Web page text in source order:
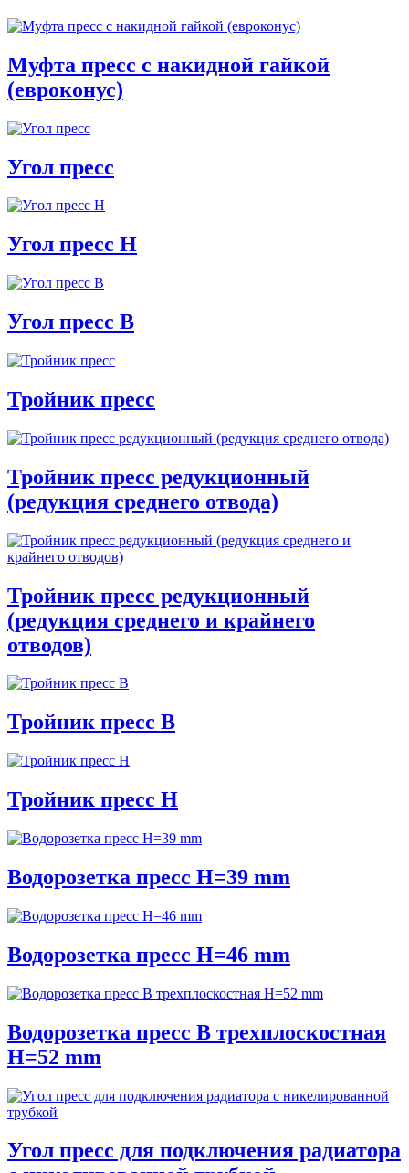
Муфта пресс с накидной гайкой
(евроконус)
Угол пресс
Угол пресс Н
Угол пресс В
Тройник пресс
Тройник пресс редукционный
(редукция среднего отвода)
Тройник пресс редукционный
(редукция среднего и крайнего
отводов)
Тройник пресс В
Тройник пресс Н
Водорозетка пресс H=39 mm
Водорозетка пресс H=46 mm
Водорозетка пресс В трехплоскостная
H=52 mm
Угол пресс для подключения радиатора